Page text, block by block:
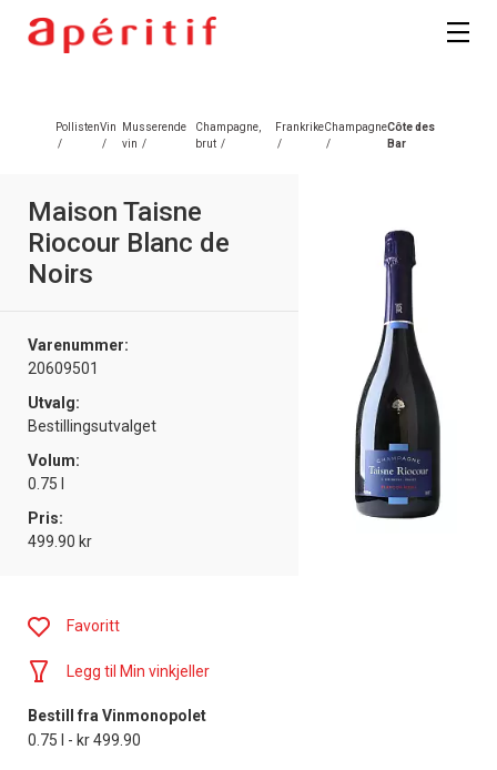
Pollisten
/
Vin
/
Musserende
vin /
Champagne,
brut /
Frankrike
/
Champagne
/
Côte des
Bar
Maison Taisne
Riocour Blanc de
Noirs
Varenummer:
20609501
Utvalg:
Bestillingsutvalget
Volum:
0.75 l
Pris:
499.90 kr
Favoritt
Legg til Min vinkjeller
Bestill fra Vinmonopolet
0.75 l - kr 499.90